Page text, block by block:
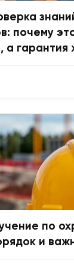
почему
а гарантия
по
и